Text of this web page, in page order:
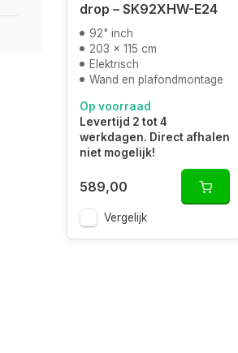
drop – SK92XHW-E24
92" inch
203 x 115 cm
Elektrisch
Wand en plafondmontage
Op voorraad
Levertijd 2 tot 4
werkdagen. Direct afhalen
niet mogelijk!
589,00
Vergelijk